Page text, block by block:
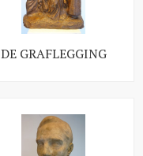
DE GRAFLEGGING